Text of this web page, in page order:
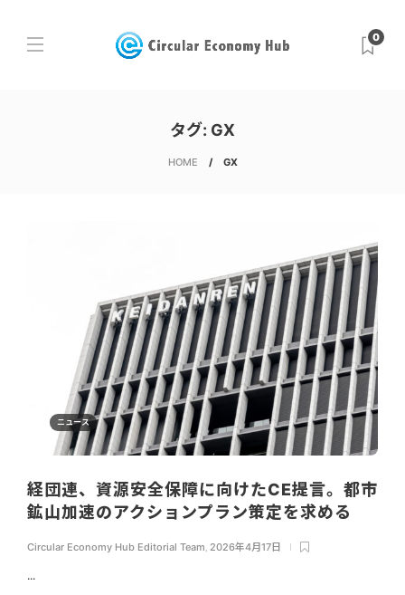
0
タグ: GX
HOME GX
ニュース
経団連、資源安全保障に向けたCE提言。都市
鉱山加速のアクションプラン策定を求める
Circular Economy Hub Editorial Team 2026年4月17日
...